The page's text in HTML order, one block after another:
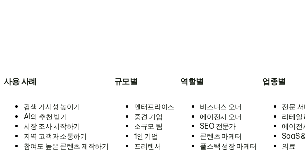
사용 사례
검색 가시성 높이기
AI의 추천 받기
시장 조사 시작하기
지역 고객과 소통하기
참여도 높은 콘텐츠 제작하기
규모별
엔터프라이즈
중견 기업
소규모 팀
1인 기업
프리랜서
역할별
비즈니스 오너
에이전시 오너
SEO 전문가
콘텐츠 마케터
풀스택 성장 마케터
업종별
전문
리테일
에이전
SaaS
의료